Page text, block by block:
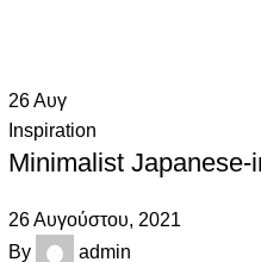
26Αυγ
Inspiration
Minimalist
26 Αυγούστου, 2021
By
admin